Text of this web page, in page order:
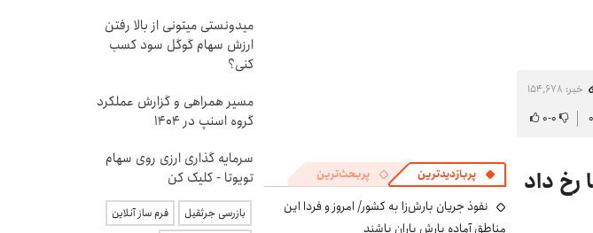
خبر: ۱۵۴٬۶۷۸
۰-۰
رخ داد
پربازدیدترین پربحث‌ترین
نفوذ جریان بارش‌زا به کشور/ امروز و فردا این
مناطق آماده بارش باران باشند
میدونستی میتونی از بالا رفتن
ارزش سهام گوگل سود کسب
کنی؟
مسیر همراهی و گزارش عملکرد
گروه اسنپ در ۱۴۰۴
سرمایه گذاری ارزی روی سهام
تویوتا - کلیک کن
بازرسی جرثقیل
فرم ساز آنلاین